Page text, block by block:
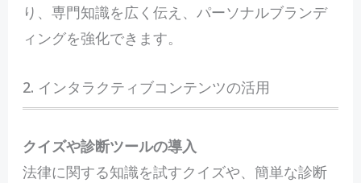
り、専門知識を広く伝え、パーソナルブランデ
ィングを強化できます。
2. インタラクティブコンテンツの活用
クイズや診断ツールの導入
法律に関する知識を試すクイズや、簡単な診断